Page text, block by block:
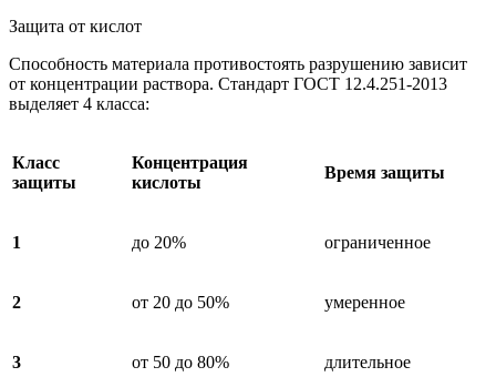
Защита от кислот
Способность материала противостоять разрушению зависит
от концентрации раствора. Стандарт ГОСТ 12.4.251-2013
выделяет 4 класса:
Класс
защиты
Концентрация
кислоты
Время защиты
1 до 20% ограниченное
2 от 20 до 50% умеренное
3 от 50 до 80% длительное